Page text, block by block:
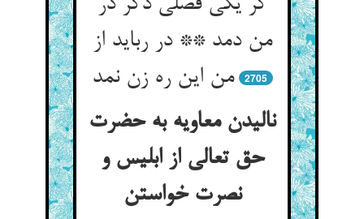
من دمد ** در رباید از
من این ره زن نمد
2705
نالیدن معاویه به حضرت
حق تعالی از ابلیس و
نصرت خواستن‏